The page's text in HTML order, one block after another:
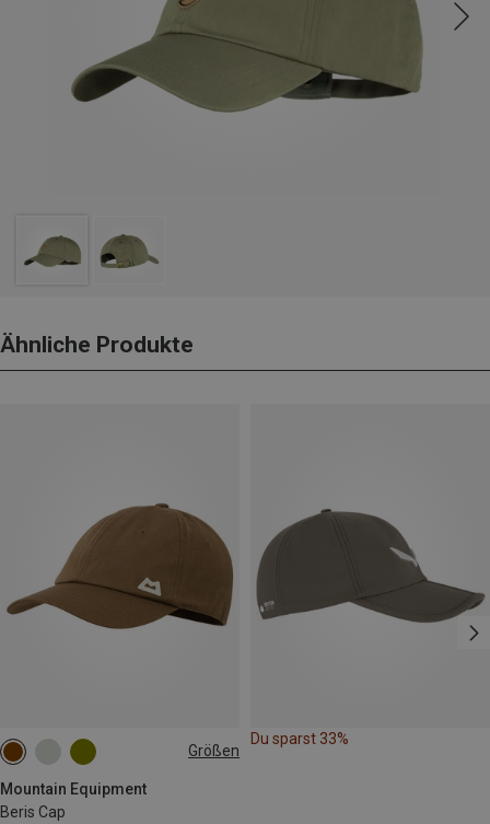
Ähnliche Produkte
Größen
Mountain Equipment
Beris Cap
ONE SIZE
Du sparst 33%